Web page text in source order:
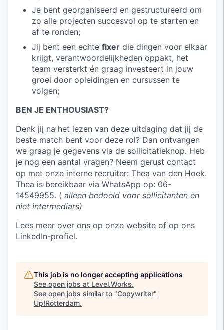
Je bent georganiseerd en gestructureerd om
zo alle projecten succesvol op te starten en
af te ronden;
Jij bent een echte fixer die dingen voor elkaar
krijgt, verantwoordelijkheden oppakt, het
team versterkt én graag investeert in jouw
groei door opleidingen en cursussen te
volgen;
BEN JE ENTHOUSIAST?
Denk jij na het lezen van deze uitdaging dat jij de
beste match bent voor deze rol? Dan ontvangen
we graag je gegevens via de sollicitatieknop. Heb
je nog een aantal vragen? Neem gerust contact
op met onze interne recruiter: Thea van den Hoek.
Thea is bereikbaar via WhatsApp op: 06-
14549955. ( alleen bedoeld voor sollicitanten en
niet intermediars)
Lees meer over ons op onze website of op ons
LinkedIn-profiel.
This job is no longer accepting applications
See open jobs at Level.Works.
See open jobs similar to "Copywriter"
Up!Rotterdam.